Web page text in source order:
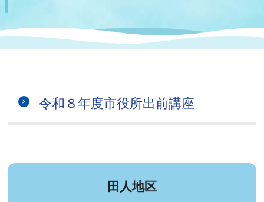
令和８年度市役所出前講座
田人地区